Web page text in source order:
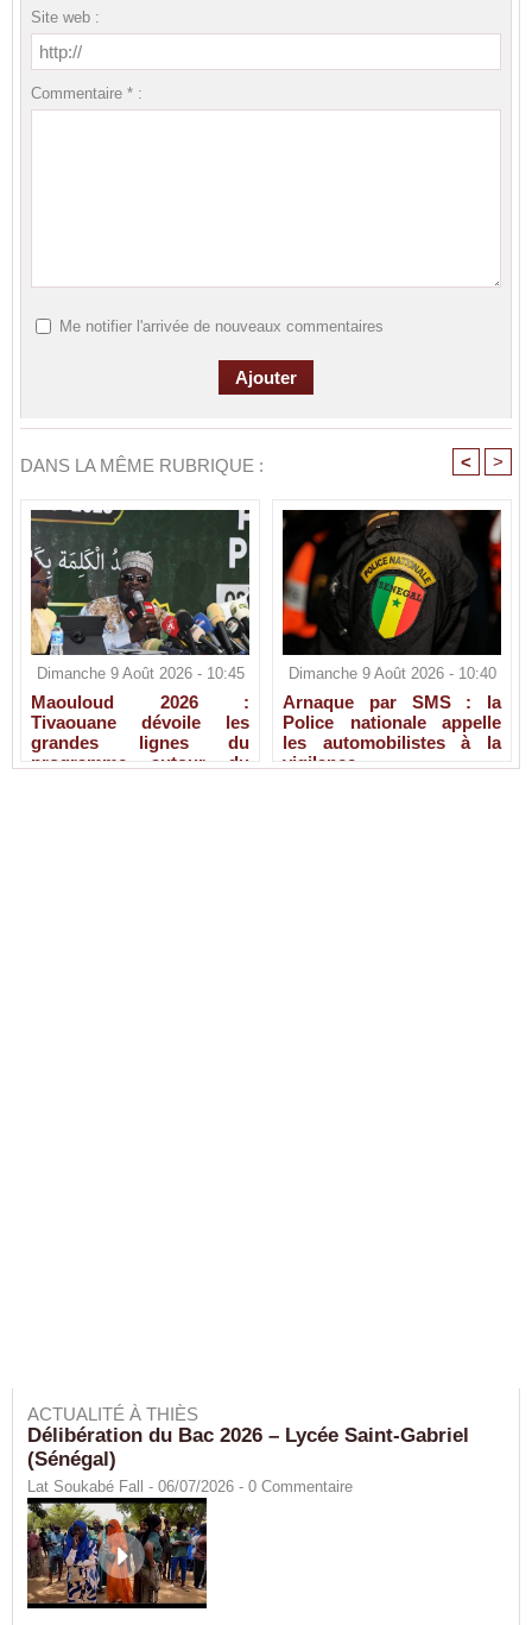
Site web :
Commentaire * :
Me notifier l'arrivée de nouveaux commentaires
DANS LA MÊME RUBRIQUE : < >
Dimanche 9 Août 2026 - 10:45
Maouloud 2026 :
Tivaouane dévoile les
grandes lignes du
programme autour du
Dimanche 9 Août 2026 - 10:40
Arnaque par SMS : la
Police nationale appelle
les automobilistes à la
vigilance
ACTUALITÉ À THIÈS
Délibération du Bac 2026 – Lycée Saint-Gabriel
(Sénégal)
Lat Soukabé Fall - 06/07/2026 - 0 Commentaire